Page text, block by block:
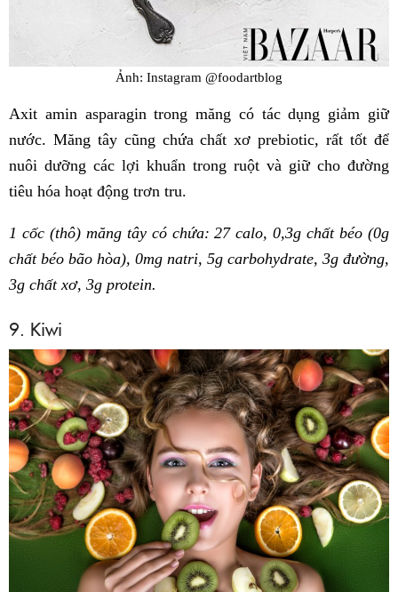
Ảnh: Instagram @foodartblog
Axit amin asparagin trong măng có tác dụng giảm giữ
nước. Măng tây cũng chứa chất xơ prebiotic, rất tốt để
nuôi dưỡng các lợi khuẩn trong ruột và giữ cho đường
tiêu hóa hoạt động trơn tru.
1 cốc (thô) măng tây có chứa: 27 calo, 0,3g chất béo (0g
chất béo bão hòa), 0mg natri, 5g carbohydrate, 3g đường,
3g chất xơ, 3g protein.
9. Kiwi